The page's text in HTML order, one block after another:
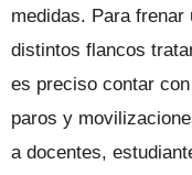
medidas. Para frenar
distintos flancos
es preciso contar
paros y
a docentes,